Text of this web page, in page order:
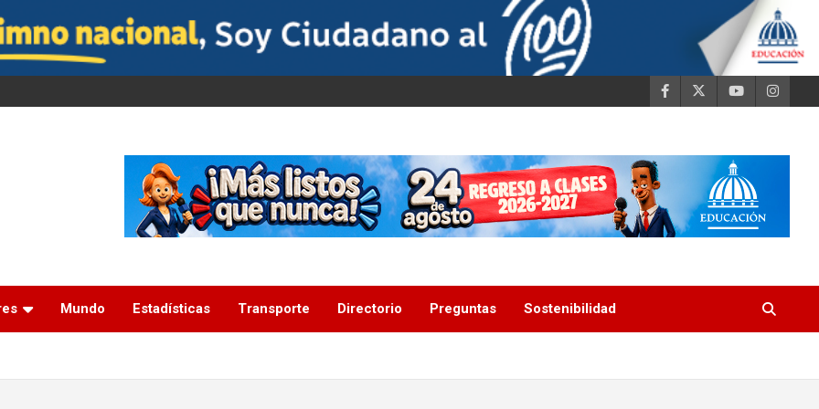
Mundo Estadísticas Transporte Directorio Preguntas Sostenibilidad